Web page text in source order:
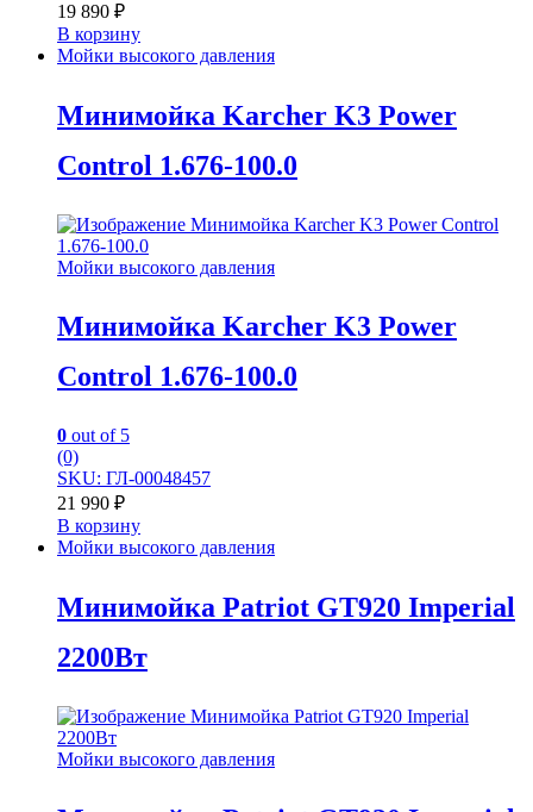
19 890 ₽
В корзину
Мойки высокого давления
Минимойка Karcher K3 Power
Control 1.676-100.0
Мойки высокого давления
Минимойка Karcher K3 Power
Control 1.676-100.0
0 out of 5
(0)
SKU: ГЛ-00048457
21 990 ₽
В корзину
Мойки высокого давления
Минимойка Patriot GT920 Imperial
2200Вт
Мойки высокого давления